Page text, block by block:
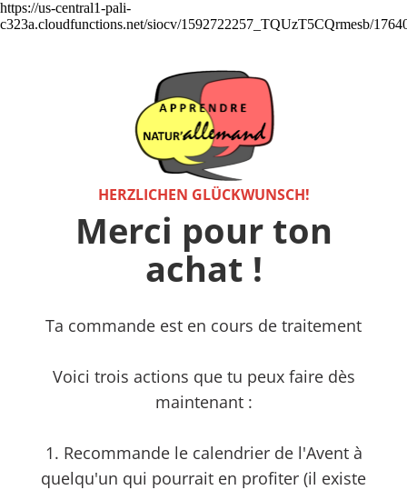
https://us-central1-pali-
c323a.cloudfunctions.net/siocv/1592722257_TQUzT5CQrmesb/
HERZLICHEN GLÜCKWUNSCH!
Merci pour ton
achat !
Ta commande est en cours de traitement
Voici trois actions que tu peux faire dès
maintenant :
1. Recommande le calendrier de l'Avent à
quelqu'un qui pourrait en profiter (il existe